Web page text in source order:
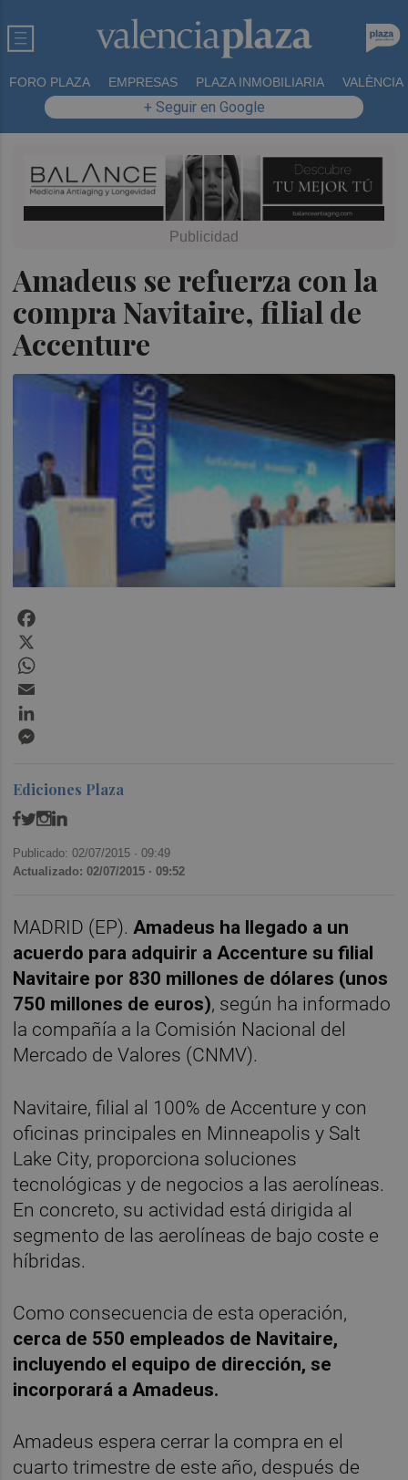
FORO PLAZA EMPRESAS PLAZA INMOBILIARIA VALÈNCIA
+ Seguir en Google
Amadeus se refuerza con la
compra Navitaire, filial de
Accenture
Ediciones Plaza
Publicado: 02/07/2015 ·09:49
Actualizado: 02/07/2015 · 09:52
MADRID (EP).Amadeus ha llegado a un
acuerdo para adquirir a Accenture su filial
Navitaire por 830 millones de dólares (unos
750 millones de euros), según ha informado
la compañía a la Comisión Nacional del
Mercado de Valores (CNMV).
Navitaire, filial al 100% de Accenture y con
oficinas principales en Minneapolis y Salt
Lake City, proporciona soluciones
tecnológicas y de negocios a las aerolíneas.
En concreto, su actividad está dirigida al
segmento de las aerolíneas de bajo coste e
híbridas.
Como consecuencia de esta operación,
cerca de 550 empleados de Navitaire,
incluyendo el equipo de dirección, se
incorporará a Amadeus.
Amadeus espera cerrar la compra en el
cuarto trimestre de este año, después de